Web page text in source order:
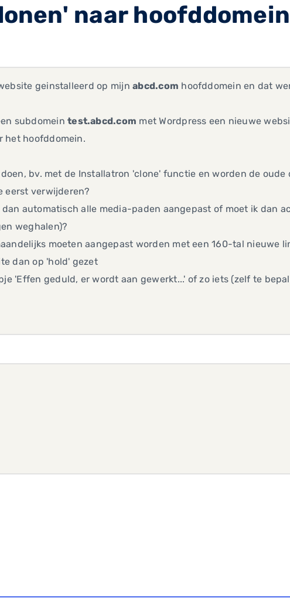
naar
geinstalleerd op mijnabcd.com hoofddomein en dat
subdomeintest.abcd.com met Wordpress een nieuwe
het hoofddomein.
bv. met de Installatron 'clone' functie en worden de oude
eerst verwijderen?
automatisch alle media-paden aangepast of moet ik dan
weghalen)?
moeten aangepast worden met een 160-tal nieuwe
dan op 'hold' gezet
'Effen geduld, er wordt aan gewerkt...' of zo iets (zelf te